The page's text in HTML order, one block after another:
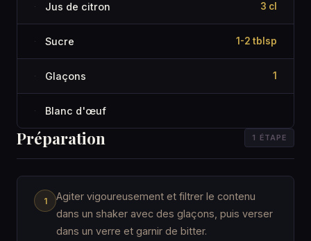
· Jus de citron 3 cl
· Sucre 1-2 tblsp
· Glaçons 1
· Blanc d'œuf
Préparation 1 ÉTAPE
Agiter vigoureusement et filtrer le contenu
dans un shaker avec des glaçons, puis verser
dans un verre et garnir de bitter.